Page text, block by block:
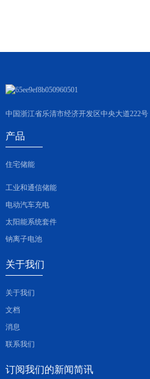
中国浙江省乐清市经济开发区中央大道222号
产品
住宅储能
工业和通信储能
电动汽车充电
太阳能系统套件
钠离子电池
关于我们
关于我们
文档
消息
联系我们
订阅我们的新闻简讯